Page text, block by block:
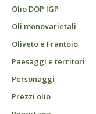
Olio DOP IGP
Oli monovarietali
Oliveto e Frantoio
Paesaggi e territori
Personaggi
Prezzi olio